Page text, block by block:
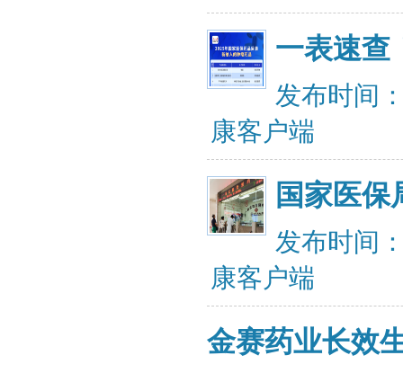
一表速查
发布时间
康客户端
国家医
发布时间
康客户端
金赛药业长效